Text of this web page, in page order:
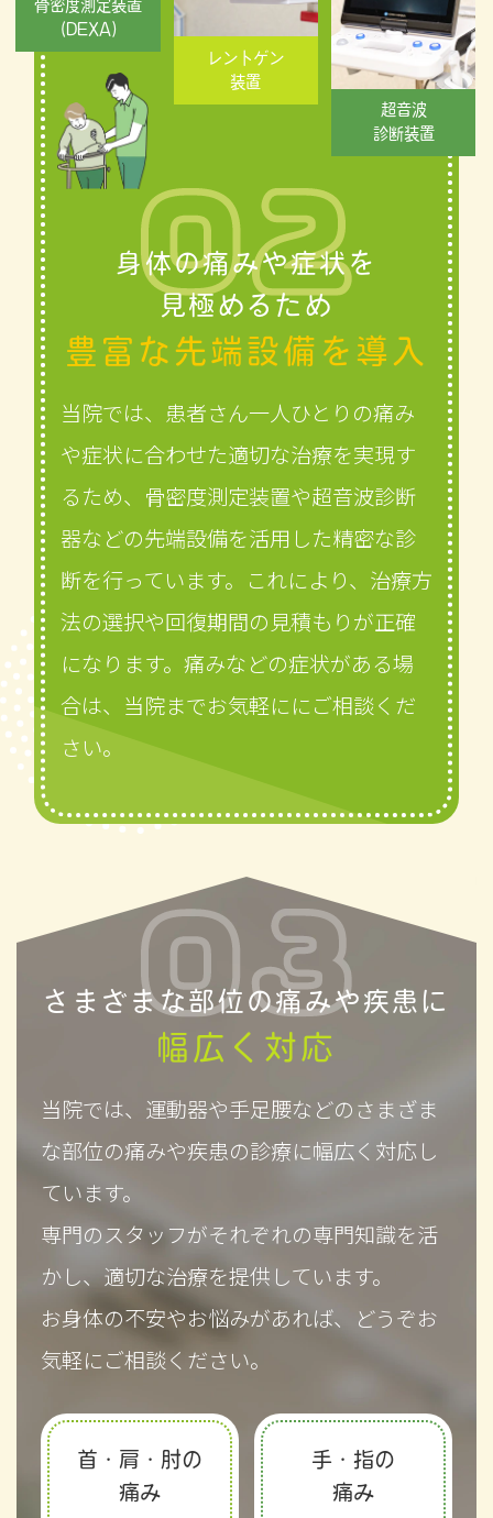
骨密度測定装置
(DEXA)
レントゲン
装置
超音波
診断装置
身体の痛みや症状を
見極めるため
豊富な先端設備を導入
当院では、患者さん一人ひとりの痛み
や症状に合わせた適切な治療を実現す
るため、骨密度測定装置や超音波診断
器などの先端設備を活用した精密な診
断を行っています。これにより、治療方
法の選択や回復期間の見積もりが正確
になります。痛みなどの症状がある場
合は、当院までお気軽ににご相談くだ
さい。
さまざまな部位の痛みや疾患に
幅広く対応
当院では、運動器や手足腰などのさまざま
な部位の痛みや疾患の診療に幅広く対応し
ています。
専門のスタッフがそれぞれの専門知識を活
かし、適切な治療を提供しています。
お身体の不安やお悩みがあれば、どうぞお
気軽にご相談ください。
首・肩・肘の
痛み
手・指の
痛み